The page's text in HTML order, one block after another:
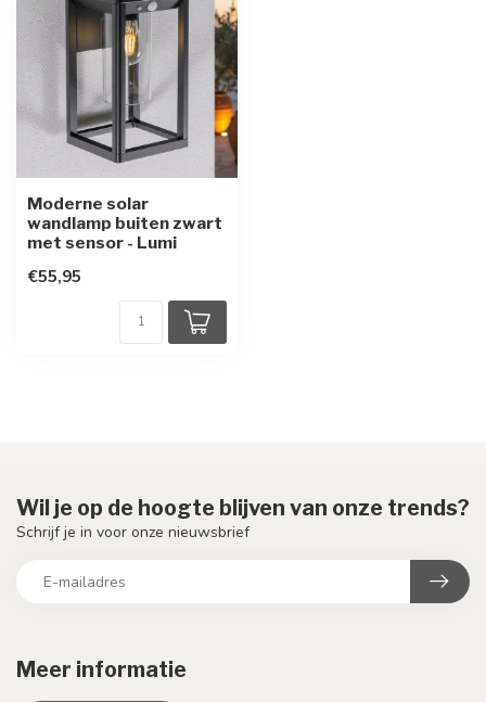
Moderne solar
wandlamp buiten zwart
met sensor - Lumi
€55,95
Meer informatie
Wil je op de hoogte blijven van onze trends?
Schrijf je in voor onze nieuwsbrief